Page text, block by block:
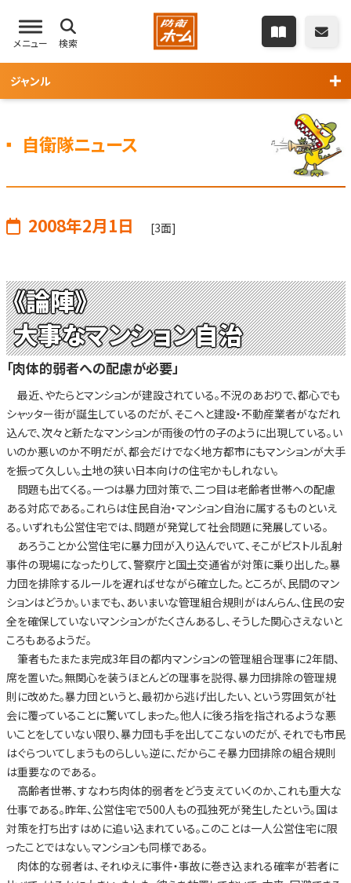
メニュー 検索
ジャンル
自衛隊ニュース
2008年2月1日 [3面]
《論陣》
大事なマンション自治
「肉体的弱者への配慮が必要」
最近、やたらとマンションが建設されている。不況のあおりで、都心でも
シャッター街が誕生しているのだが、そこへと建設・不動産業者がなだれ
込んで、次々と新たなマンションが雨後の竹の子のように出現している。い
いのか悪いのか不明だが、都会だけでなく地方都市にもマンションが大手
を振って久しい。土地の狭い日本向けの住宅かもしれない。
問題も出てくる。一つは暴力団対策で、二つ目は老齢者世帯への配慮
ある対応である。これらは住民自治・マンション自治に属するものといえ
る。いずれも公営住宅では、問題が発覚して社会問題に発展している。
あろうことか公営住宅に暴力団が入り込んでいて、そこがピストル乱射
事件の現場になったりして、警察庁と国土交通省が対策に乗り出した。暴
力団を排除するルールを遅ればせながら確立した。ところが、民間のマン
ションはどうか。いまでも、あいまいな管理組合規則がはんらん、住民の安
全を確保していないマンションがたくさんあるし、そうした関心さえないと
ころもあるようだ。
筆者もたまたま完成3年目の都内マンションの管理組合理事に2年間、
席を置いた。無関心を装うほとんどの理事を説得、暴力団排除の管理規
則に改めた。暴力団というと、最初から逃げ出したい、という雰囲気が社
会に覆っていることに驚いてしまった。他人に後ろ指を指されるような悪
いことをしていない限り、暴力団も手を出してこないのだが、それでも市民
はぐらついてしまうものらしい。逆に、だからこそ暴力団排除の組合規則
は重要なのである。
高齢者世帯、すなわち肉体的弱者をどう支えていくのか、これも重大な
仕事である。昨年、公営住宅で500人もの孤独死が発生したという。国は
対策を打ち出すはめに追い込まれている。このことは一人公営住宅に限
ったことではない。マンションも同様である。
肉体的な弱者は、それゆえに事件・事故に巻き込まれる確率が若者に